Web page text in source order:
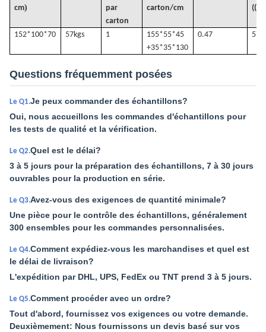
cm)
par
carton
carton/cm
152*100*70 57kgs 1
155*55*45
+35*35*130
0.47 57
Questions fréquemment posées
Le Q1.Je peux commander des échantillons?
Oui, nous accueillons les commandes d'échantillons pour
les tests de qualité et la vérification.
Le Q2.Quel est le délai?
3 à 5 jours pour la préparation des échantillons, 7 à 30 jours
ouvrables pour la production en série.
Le Q3.Avez-vous des exigences de quantité minimale?
Une pièce pour le contrôle des échantillons, généralement
300 ensembles pour les commandes personnalisées.
Le Q4.Comment expédiez-vous les marchandises et quel est
le délai de livraison?
L'expédition par DHL, UPS, FedEx ou TNT prend 3 à 5 jours.
Le Q5.Comment procéder avec un ordre?
Tout d'abord, fournissez vos exigences ou votre demande.
Deuxièmement: Nous fournissons un devis basé sur vos